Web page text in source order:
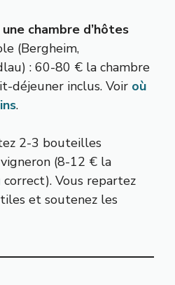
chambre d’hôtes
(Bergheim,
: 60-80 € la chambre
déjeuner inclus. Voir où
.
2-3 bouteilles
(8-12 € la
correct). Vous repartez
et soutenez les